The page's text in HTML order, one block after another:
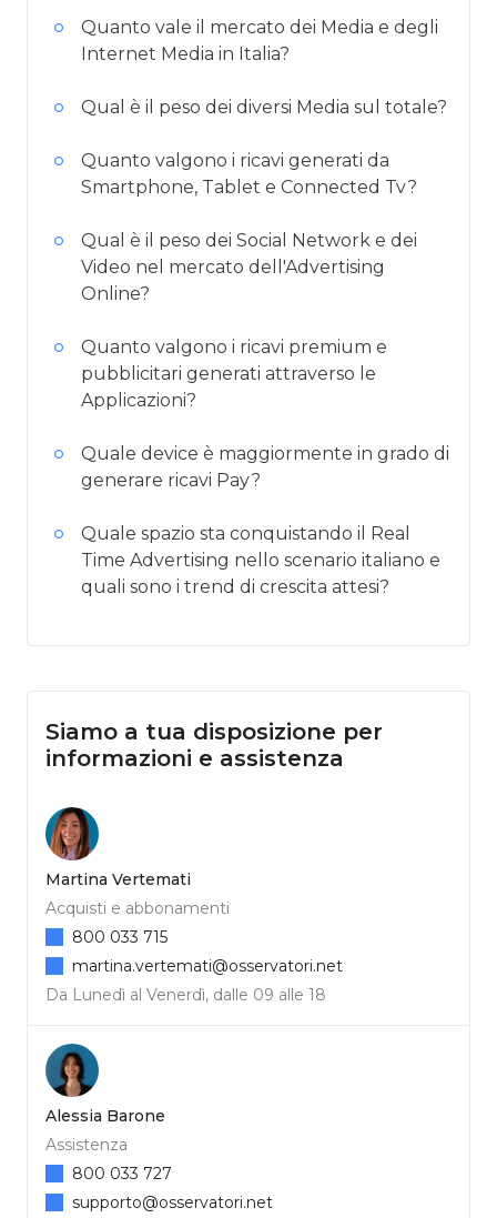
Quanto vale il mercato dei Media e degli
Internet Media in Italia?
Qual è il peso dei diversi Media sul totale?
Quanto valgono i ricavi generati da
Smartphone, Tablet e Connected Tv?
Qual è il peso dei Social Network e dei
Video nel mercato dell'Advertising
Online?
Quanto valgono i ricavi premium e
pubblicitari generati attraverso le
Applicazioni?
Quale device è maggiormente in grado di
generare ricavi Pay?
Quale spazio sta conquistando il Real
Time Advertising nello scenario italiano e
quali sono i trend di crescita attesi?
Siamo a tua disposizione per
informazioni e assistenza
Martina Vertemati
Acquisti e abbonamenti
Da Lunedì al Venerdì, dalle 09 alle 18
800 033 715
martina.vertemati@osservatori.net
Alessia Barone
Assistenza
800 033 727
supporto@osservatori.net